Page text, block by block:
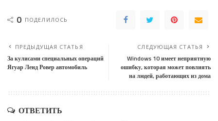
0 ПОДЕЛИЛОСЬ
ПРЕДЫДУЩАЯ СТАТЬЯ
За кулисами специальных операций
Ягуар Ленд Ровер автомобиль
СЛЕДУЮЩАЯ СТАТЬЯ
Windows 10 имеет неприятную
ошибку, которая может повлиять
на людей, работающих из дома
ОТВЕТИТЬ